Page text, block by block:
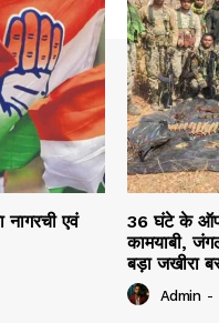
नागरची एवं
36 घंटे के
कामयाबी,
बड़ा जखीरा
Admin -